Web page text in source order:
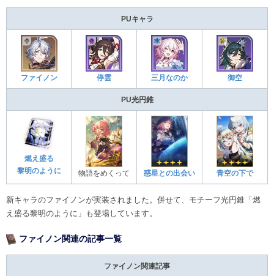
PUキャラ
ファイノン 停雲 三月なのか 御空
PU光円錐
燃え盛る
黎明のように
物語をめくって 惑星との出会い 青空の下で
新キャラのファイノンが実装されました。併せて、モチーフ光円錐「燃
え盛る黎明のように」も登場しています。
ファイノン関連の記事一覧
ファイノン関連記事